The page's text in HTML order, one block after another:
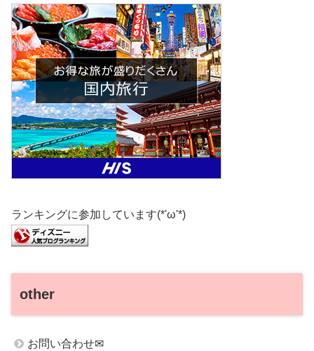
ランキングに参加しています(*'ω'*)
other
お問い合わせ✉